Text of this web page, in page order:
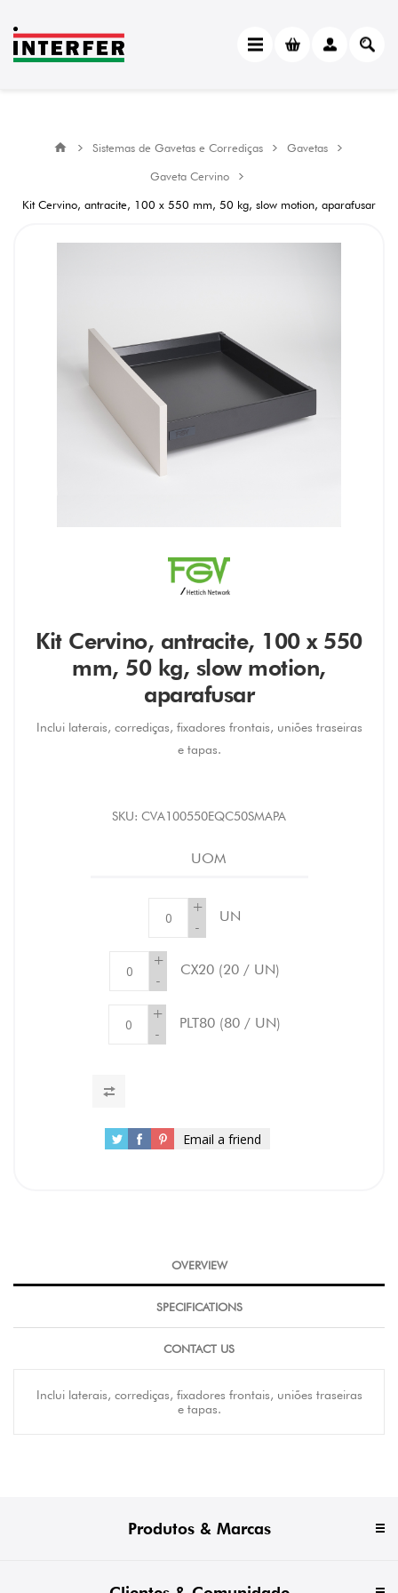
Sistemas de Gavetas e Corrediças
Gavetas
Gaveta Cervino
Kit Cervino, antracite, 100 x 550 mm, 50 kg, slow motion, aparafusar
Kit Cervino, antracite, 100 x 550
mm, 50 kg, slow motion,
aparafusar
Inclui laterais, corrediças, fixadores frontais, uniões traseiras
e tapas.
SKU: CVA100550EQC50SMAPA
UOM
+
-
UN
+
-
CX20 (20 / UN)
+
-
PLT80 (80 / UN)
Email a friend
OVERVIEW
SPECIFICATIONS
CONTACT US
Inclui laterais, corrediças, fixadores frontais, uniões traseiras
e tapas.
Produtos & Marcas